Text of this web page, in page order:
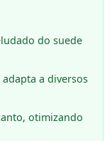
do suede
a diversos
otimizando